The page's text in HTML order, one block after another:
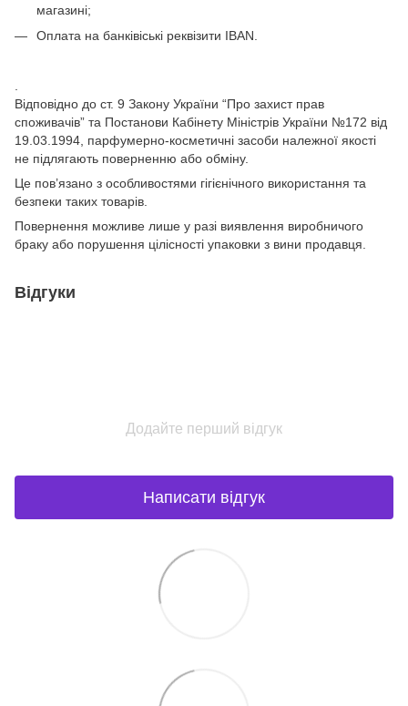
магазині;
Оплата на банківіські реквізити IBAN.
.
Відповідно до ст. 9 Закону України “Про захист прав
споживачів” та Постанови Кабінету Міністрів України №172 від
19.03.1994, парфумерно-косметичні засоби належної якості
не підлягають поверненню або обміну.
Це пов’язано з особливостями гігієнічного використання та
безпеки таких товарів.
Повернення можливе лише у разі виявлення виробничого
браку або порушення цілісності упаковки з вини продавця.
Відгуки
Додайте перший відгук
Написати відгук